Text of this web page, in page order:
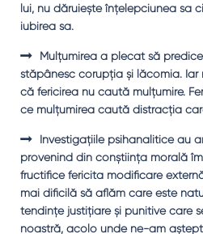
lui, nu dăruieşte înţelepciunea sa
iubirea sa.
Mulţumirea a plecat să
stăpânesc corupţia şi lăcomia. Iar
că fericirea nu caută mulţumire.
ce mulţumirea caută distracţia
Investigaţiile psihanalitice au
provenind din conştiinţa morală
fructifice fericita modificare
mai dificilă să aflăm care este
tendinţe justiţiare şi punitive care
noastră, acolo unde ne-am